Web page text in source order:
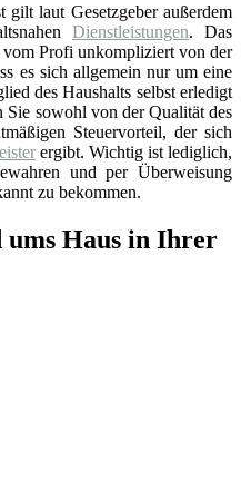
gilt laut Gesetzgeber außerdem
Dienstleistungen. Das
vom Profi unkompliziert von der
es sich allgemein nur um eine
des Haushalts selbst erledigt
sowohl von der Qualität des
Steuervorteil, der sich
ergibt. Wichtig ist lediglich,
und per Überweisung
zu bekommen.
ums Haus in Ihrer